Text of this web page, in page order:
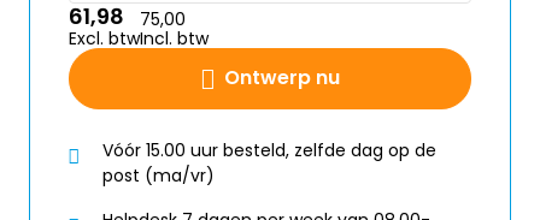
Ontwerp nu
61,98
Excl. btw
75,00
Incl. btw
Vóór 15.00 uur besteld, zelfde dag op de
post (ma/vr)